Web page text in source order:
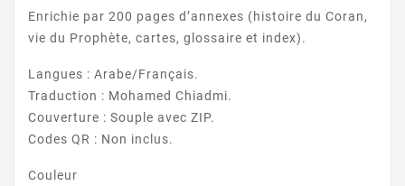
Enrichie par 200 pages d’annexes (histoire du Coran,
vie du Prophète, cartes, glossaire et index).
Langues : Arabe/Français.
Traduction : Mohamed Chiadmi.
Couverture : Souple avec ZIP.
Codes QR : Non inclus.
Couleur